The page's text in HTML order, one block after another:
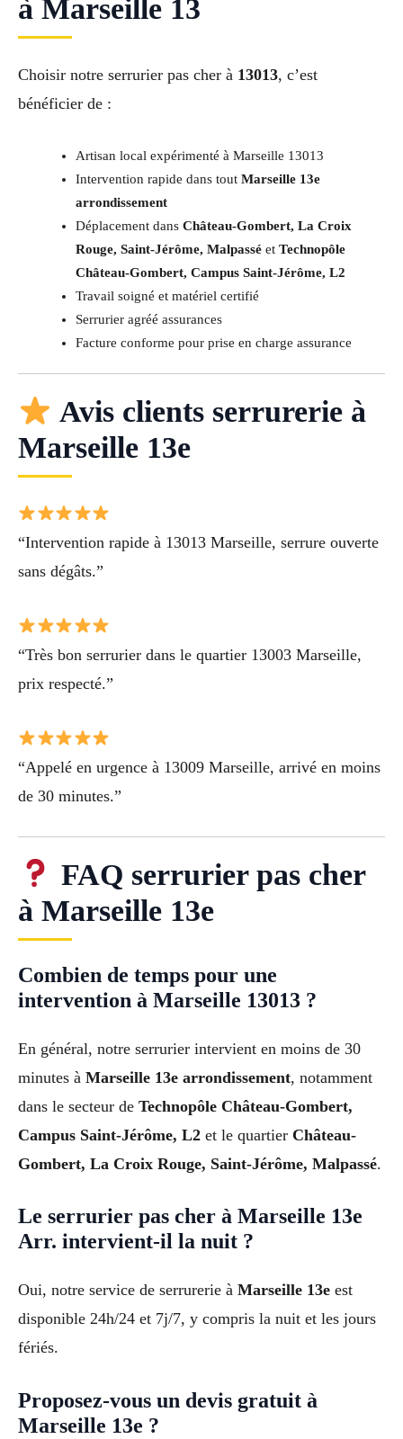
à Marseille 13
Choisir notre serrurier pas cher à 13013, c’est
bénéficier de :
Artisan local expérimenté à Marseille 13013
Intervention rapide dans tout Marseille 13e
arrondissement
Déplacement dans Château-Gombert, La Croix
Rouge, Saint-Jérôme, Malpasséet Technopôle
Château-Gombert, Campus Saint-Jérôme, L2
Travail soigné et matériel certifié
Serrurier agréé assurances
Facture conforme pour prise en charge assurance
Avis clients serrurerie à
Marseille 13e
“Intervention rapide à 13013 Marseille, serrure ouverte
sans dégâts.”
“Très bon serrurier dans le quartier 13003 Marseille,
prix respecté.”
“Appelé en urgence à 13009 Marseille, arrivé en moins
de 30 minutes.”
FAQ serrurier pas cher
à Marseille 13e
Combien de temps pour une
intervention à Marseille 13013 ?
En général, notre serrurier intervient en moins de 30
minutes à Marseille 13e arrondissement, notamment
dans le secteur de Technopôle Château-Gombert,
Campus Saint-Jérôme, L2 et le quartier Château-
Gombert, La Croix Rouge, Saint-Jérôme, Malpassé.
Le serrurier pas cher à Marseille 13e
Arr. intervient-il la nuit ?
Oui, notre service de serrurerie à Marseille 13e est
disponible 24h/24 et 7j/7, y compris la nuit et les jours
fériés.
Proposez-vous un devis gratuit à
Marseille 13e ?